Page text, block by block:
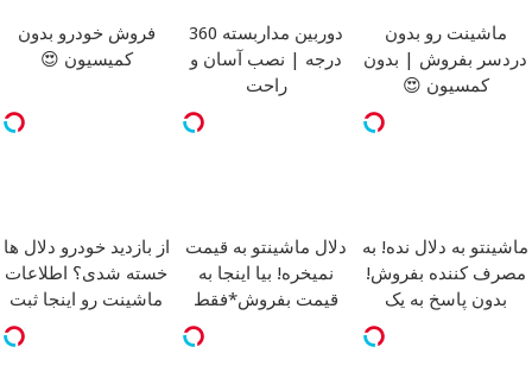
ماشینت رو بدون
دردسر بفروش | بدون
کمسیون 😍
دوربین مداربسته 360
درجه | نصب آسان و
راحت
فروش خودرو بدون
کمیسیون 😍
ماشینتو به دلال نده! به
مصرف کننده بفروش!
بدون پاسخ به یک
دلال ماشینتو به قیمت
نمیخره! بیا اینجا به
قیمت بفروش*فقط
از بازدید خودرو دلال ها
خسته شدی؟ اطلاعات
ماشینت رو اینجا ثبت